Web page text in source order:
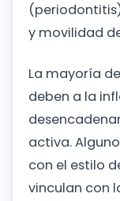
y movilidad
La mayoría
deben a la
activa.
con el estilo
vinculan con